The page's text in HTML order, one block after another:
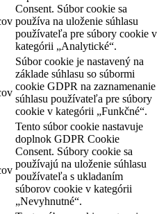
Consent. Súbor cookie sa
používa na uloženie súhlasu
používateľa pre súbory cookie v
kategórii „Analytické“.
Súbor cookie je nastavený na
základe súhlasu so súbormi
cookie GDPR na zaznamenanie
súhlasu používateľa pre súbory
cookie v kategórii „Funkčné“.
Tento súbor cookie nastavuje
doplnok GDPR Cookie
Consent. Súbory cookie sa
používajú na uloženie súhlasu
používateľa s ukladaním
súborov cookie v kategórii
„Nevyhnutné“.